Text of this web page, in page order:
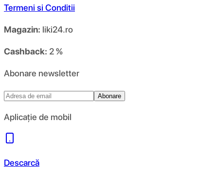
Termeni si Conditii
Magazin: liki24.ro
Cashback: 2 %
Abonare newsletter
Abonare
Aplicație de mobil
Descarcă